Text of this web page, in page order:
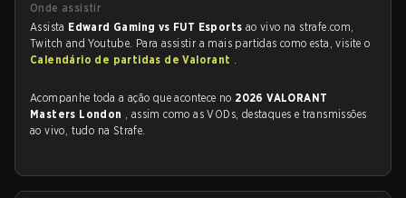
Onde assistir
Assista Edward Gaming vs FUT Esports ao vivo na strafe.com,
Twitch and Youtube. Para assistir a mais partidas como esta, visite o
Calendário de partidas de Valorant .
Acompanhe toda a ação que acontece no 2026 VALORANT
Masters London , assim como as VODs, destaques e transmissões
ao vivo, tudo na Strafe.